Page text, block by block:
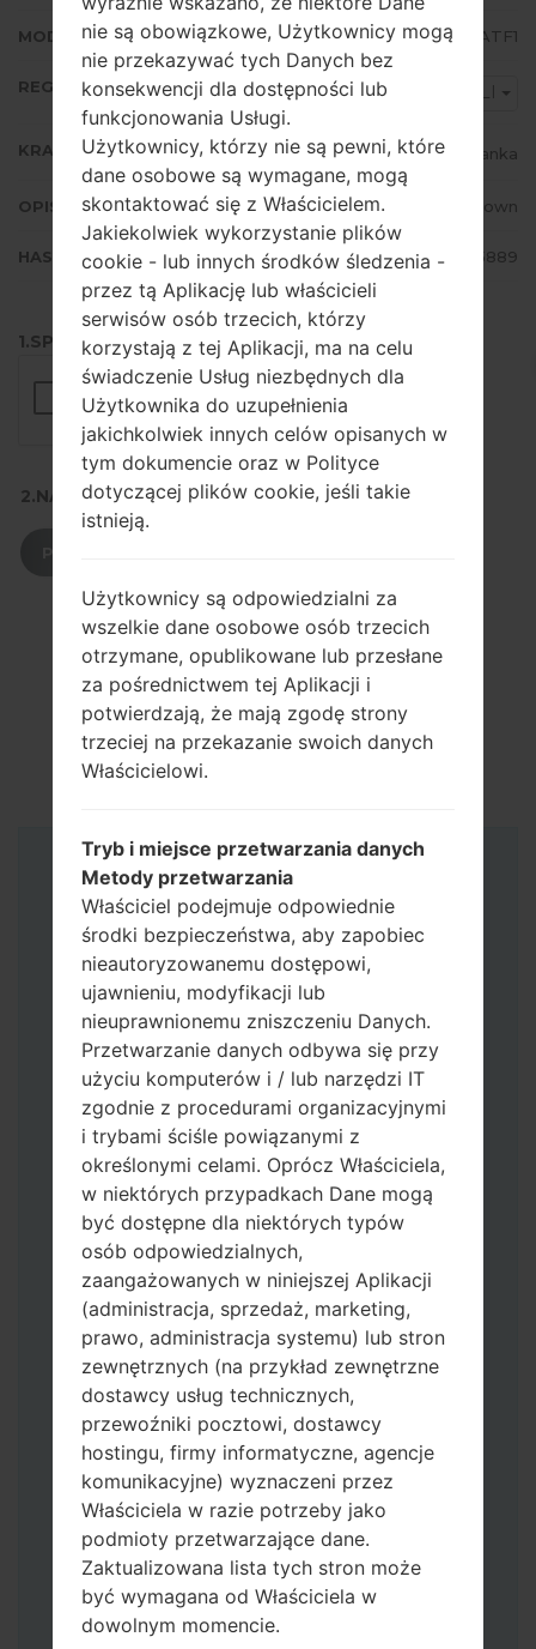
MODEM/CP WERSJA J260GUDDS1ATF1
REGION SLI
KRAJ Sri Lanka
OPIS Unknown
HASH 4be20315715cdaabc56d3bf404925889
1.SPRAWDŹ RECAPTCHA
2.NACIŚNIJ, ABY POBRAĆ
Instrukcje
Pobierz na swój komputer najnowszą
wersjęOdin 3.
Następnie wyodrębnij plik
oprogramowania układowego.
Powinieneś otrzymać 1 plik (jeśli 1 plik
wybierz tutaj) lub 5 plików (jeśli 5 plików
wybierz tutaj):
AP: "System & Recovery"
CP: "Modem & Radio"
CSC_***: "Country & Region & Operator"
HOME_CSC_***: "Country & Region &
Operator"
Dodaj wszystkie pliki w Odin 3.
Jeśli chcesz wyczyścić pamięć flash użyj
nie są obowiązkowe, Użytkownicy mogą
nie przekazywać tych Danych bez
konsekwencji dla dostępności lub
funkcjonowania Usługi.
Użytkownicy, którzy nie są pewni, które
dane osobowe są wymagane, mogą
skontaktować się z Właścicielem.
Jakiekolwiek wykorzystanie plików
cookie - lub innych środków śledzenia -
przez tą Aplikację lub właścicieli
serwisów osób trzecich, którzy
korzystają z tej Aplikacji, ma na celu
świadczenie Usług niezbędnych dla
Użytkownika do uzupełnienia
jakichkolwiek innych celów opisanych w
tym dokumencie oraz w Polityce
dotyczącej plików cookie, jeśli takie
istnieją.
Użytkownicy są odpowiedzialni za
wszelkie dane osobowe osób trzecich
otrzymane, opublikowane lub przesłane
za pośrednictwem tej Aplikacji i
potwierdzają, że mają zgodę strony
trzeciej na przekazanie swoich danych
Właścicielowi.
Tryb i miejsce przetwarzania danych
Metody przetwarzania
Właściciel podejmuje odpowiednie
środki bezpieczeństwa, aby zapobiec
nieautoryzowanemu dostępowi,
ujawnieniu, modyfikacji lub
nieuprawnionemu zniszczeniu Danych.
Przetwarzanie danych odbywa się przy
użyciu komputerów i / lub narzędzi IT
zgodnie z procedurami organizacyjnymi
i trybami ściśle powiązanymi z
określonymi celami. Oprócz Właściciela,
w niektórych przypadkach Dane mogą
być dostępne dla niektórych typów
osób odpowiedzialnych,
zaangażowanych w niniejszej Aplikacji
(administracja, sprzedaż, marketing,
prawo, administracja systemu) lub stron
zewnętrznych (na przykład zewnętrzne
dostawcy usług technicznych,
przewoźniki pocztowi, dostawcy
hostingu, firmy informatyczne, agencje
komunikacyjne) wyznaczeni przez
Właściciela w razie potrzeby jako
podmioty przetwarzające dane.
Zaktualizowana lista tych stron może
być wymagana od Właściciela w
dowolnym momencie.